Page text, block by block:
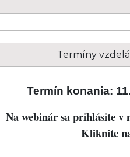
Termíny
Termín konania:
Na webinár sa prihlásite v
Kliknite